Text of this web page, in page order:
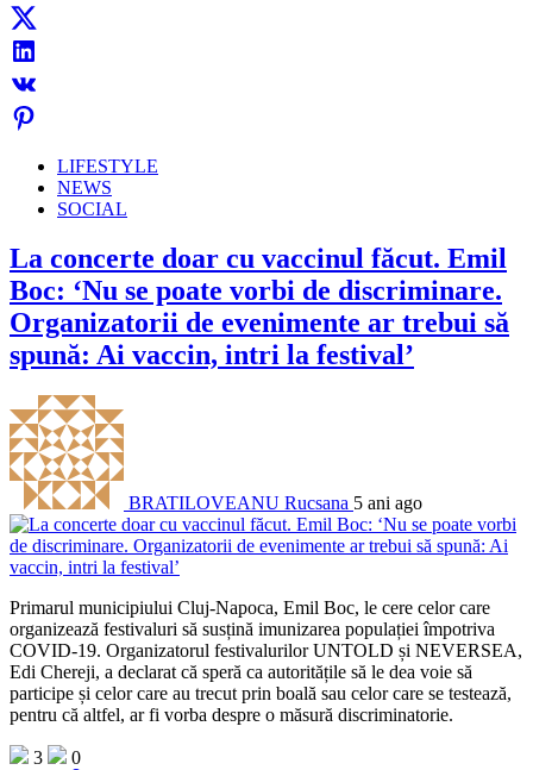
LIFESTYLE
NEWS
SOCIAL
La concerte doar cu vaccinul făcut. Emil
Boc: ‘Nu se poate vorbi de discriminare.
Organizatorii de evenimente ar trebui să
spună: Ai vaccin, intri la festival’
BRATILOVEANU Rucsana 5 ani ago
Primarul municipiului Cluj-Napoca, Emil Boc, le cere celor care
organizează festivaluri să susțină imunizarea populației împotriva
COVID-19. Organizatorul festivalurilor UNTOLD și NEVERSEA,
Edi Chereji, a declarat că speră ca autoritățile să le dea voie să
participe și celor care au trecut prin boală sau celor care se testează,
pentru că altfel, ar fi vorba despre o măsură discriminatorie.
3
0